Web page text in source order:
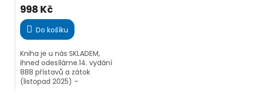
produktu
je
4,4
z
hvězdiček.
998 Kč
Do košíku
Kniha je u nás SKLADEM,
ihned odesíláme.14. vydání
888 přístavů a zátok
(listopad 2025) –